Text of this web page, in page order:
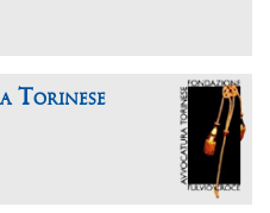
Torinese